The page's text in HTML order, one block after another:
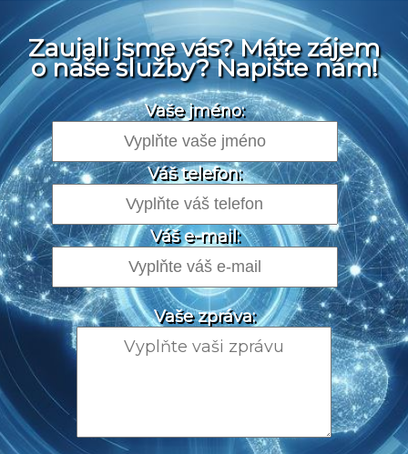
Zaujali jsme vás? Máte zájem
o naše služby? Napište nám!
Vaše jméno:
Váš telefon:
Váš e-mail:
Vaše zpráva: